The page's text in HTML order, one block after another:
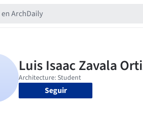
Seguir